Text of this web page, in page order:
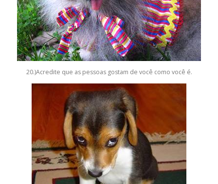
20.)Acredite que as pessoas gostam de você como você é.